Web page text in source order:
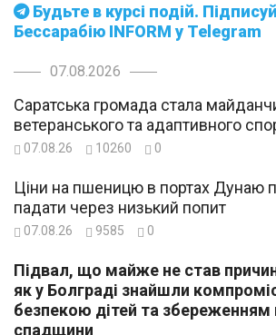
Будьте в курсі подій. Підписуйтесь на
Бессарабію INFORM у Telegram
07.08.2026
Саратська громада стала
ветеранського та адаптивного
07.08.26 10260 0
Ціни на пшеницю в портах Дунаю
падати через низький попит
07.08.26 9585 0
Підвал, що майже не став
як у Болграді знайшли
безпекою дітей та збереженням
спадщини